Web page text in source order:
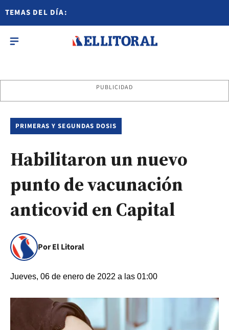
TEMAS DEL DÍA:
PUBLICIDAD
PRIMERAS Y SEGUNDAS DOSIS
Habilitaron un nuevo
punto de vacunación
anticovid en Capital
Por El Litoral
Jueves, 06 de enero de 2022 a las 01:00